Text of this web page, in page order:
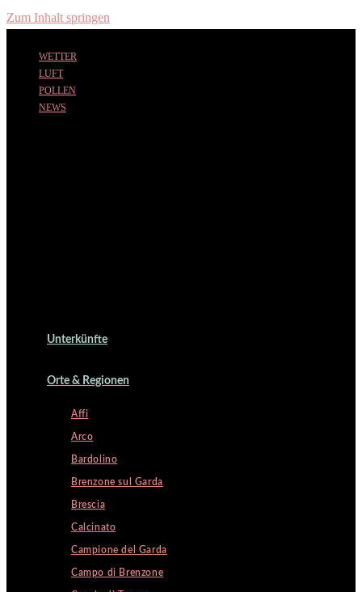
Zum Inhalt springen
WETTER
LUFT
POLLEN
NEWS
Unterkünfte
Orte & Regionen
Affi
Arco
Bardolino
Brenzone sul Garda
Brescia
Calcinato
Campione del Garda
Campo di Brenzone